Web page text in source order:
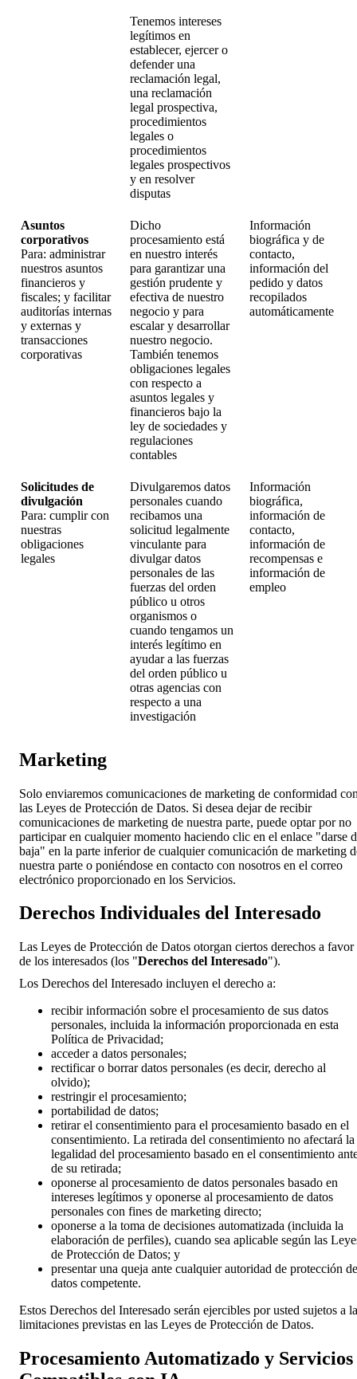
Tenemos intereses
legítimos en
establecer, ejercer o
defender una
reclamación legal,
una reclamación
legal prospectiva,
procedimientos
legales o
procedimientos
legales prospectivos
y en resolver
disputas
Asuntos
corporativos
Para: administrar
nuestros asuntos
financieros y
fiscales; y facilitar
auditorías internas
y externas y
transacciones
corporativas
Dicho
procesamiento está
en nuestro interés
para garantizar una
gestión prudente y
efectiva de nuestro
negocio y para
escalar y desarrollar
nuestro negocio.
También tenemos
obligaciones legales
con respecto a
asuntos legales y
financieros bajo la
ley de sociedades y
regulaciones
contables
Información
biográfica y de
contacto,
información del
pedido y datos
recopilados
automáticamente
Solicitudes de
divulgación
Para: cumplir con
nuestras
obligaciones
legales
Divulgaremos datos
personales cuando
recibamos una
solicitud legalmente
vinculante para
divulgar datos
personales de las
fuerzas del orden
público u otros
organismos o
cuando tengamos un
interés legítimo en
ayudar a las fuerzas
del orden público u
otras agencias con
respecto a una
investigación
Información
biográfica,
información de
contacto,
información de
recompensas e
información de
empleo
Marketing
Solo enviaremos comunicaciones de marketing de conformidad
las Leyes de Protección de Datos. Si desea dejar de recibir
comunicaciones de marketing de nuestra parte, puede optar por no
participar en cualquier momento haciendo clic en el enlace "darse
baja" en la parte inferior de cualquier comunicación de marketing
nuestra parte o poniéndose en contacto con nosotros en el correo
electrónico proporcionado en los Servicios.
Derechos Individuales del Interesado
Las Leyes de Protección de Datos otorgan ciertos derechos a favor
de los interesados (los "Derechos del Interesado").
Los Derechos del Interesado incluyen el derecho a:
recibir información sobre el procesamiento de sus datos
personales, incluida la información proporcionada en esta
Política de Privacidad;
acceder a datos personales;
rectificar o borrar datos personales (es decir, derecho al
olvido);
restringir el procesamiento;
portabilidad de datos;
retirar el consentimiento para el procesamiento basado en el
consentimiento. La retirada del consentimiento no afectará la
legalidad del procesamiento basado en el consentimiento
de su retirada;
oponerse al procesamiento de datos personales basado en
intereses legítimos y oponerse al procesamiento de datos
personales con fines de marketing directo;
oponerse a la toma de decisiones automatizada (incluida la
elaboración de perfiles), cuando sea aplicable según las
de Protección de Datos; y
presentar una queja ante cualquier autoridad de protección de
datos competente.
Estos Derechos del Interesado serán ejercibles por usted sujetos a
limitaciones previstas en las Leyes de Protección de Datos.
Procesamiento Automatizado y Servicios